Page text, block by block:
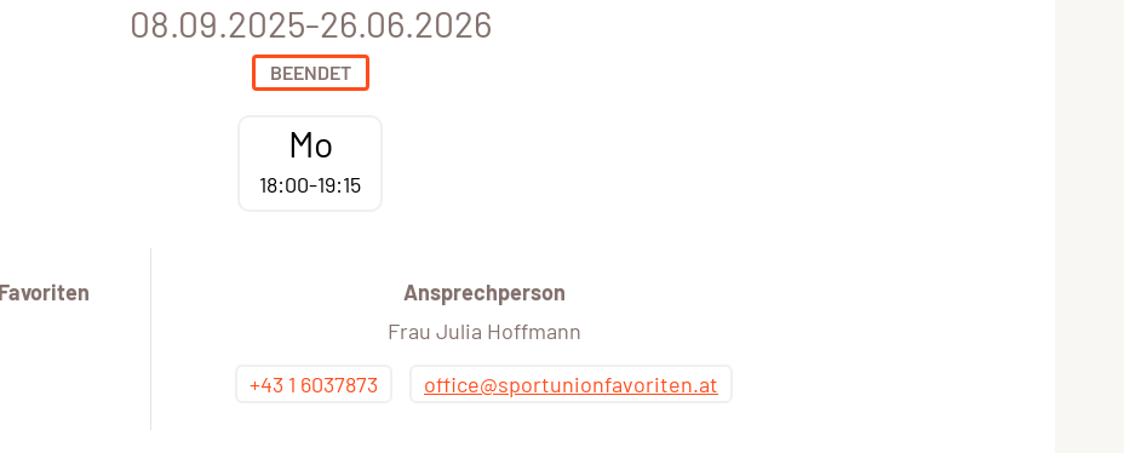
08.09.2025-26.06.2026
BEENDET
Mo
18:00-19:15
Ansprechperson
Frau Julia Hoffmann
+43 1 6037873
office@sportunionfavoriten.at